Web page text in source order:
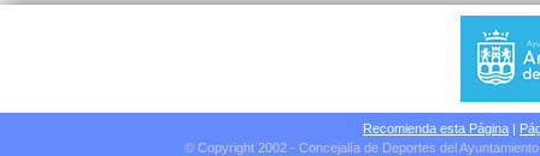
Recomienda esta Página |
© Copyright 2002 - Concejalía de Deportes del